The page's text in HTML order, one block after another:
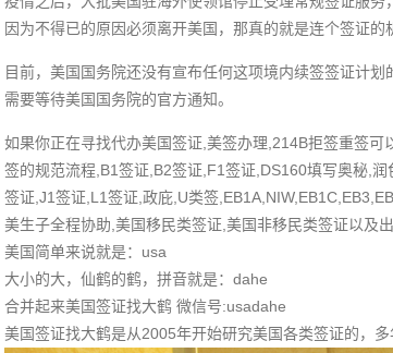
因为不得已的原因必须离开美国，那真的就是连个签证的
目前，美国国务院还没有宣布任何这项境内续签签证计
需要等待美国国务院的官方通知。
如果你正在寻找代办美国签证,美签办理,214B拒签重签
签的规范流程,B1签证,B2签证,F1签证,DS160填写奥秘,
签证,J1签证,L1签证,政庇,U类签
美生子全程协助,美国移民类签证,美国非移民类签证以及
美国简单来说就是：usa
大小的大，仙鹤的鹤，拼音就是：dahe
合并起来美国签证找大鹤 微信号:usadahe
美国签证找大鹤是从2005年开始研究美国各类签证的，